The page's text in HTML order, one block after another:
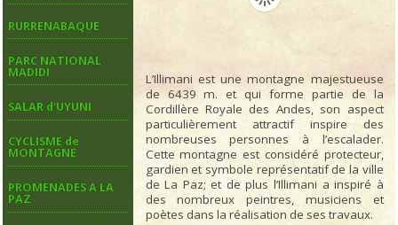
RURRENABAQUE
PARC NATIONAL
MADIDI
SALAR d'UYUNI
CYCLISME de
MONTAGNE
PROMENADES A LA
PAZ
L’Illimani est une montagne majestueuse
de 6439 m. et qui forme partie de la
Cordillère Royale des Andes, son aspect
particulièrement attractif inspire des
nombreuses personnes à l’escalader.
Cette montagne est considéré protecteur,
gardien et symbole représentatif de la ville
de La Paz; et de plus l’Illimani a inspiré à
des nombreux peintres, musiciens et
poètes dans la réalisation de ses travaux.